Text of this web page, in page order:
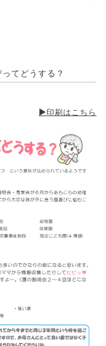
てどうする？
▶印刷はこちら